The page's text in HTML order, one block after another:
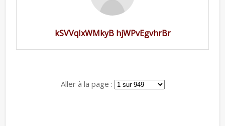
kSVVqIxWMkyB hjWPvEgvhrBr
Aller à la page :